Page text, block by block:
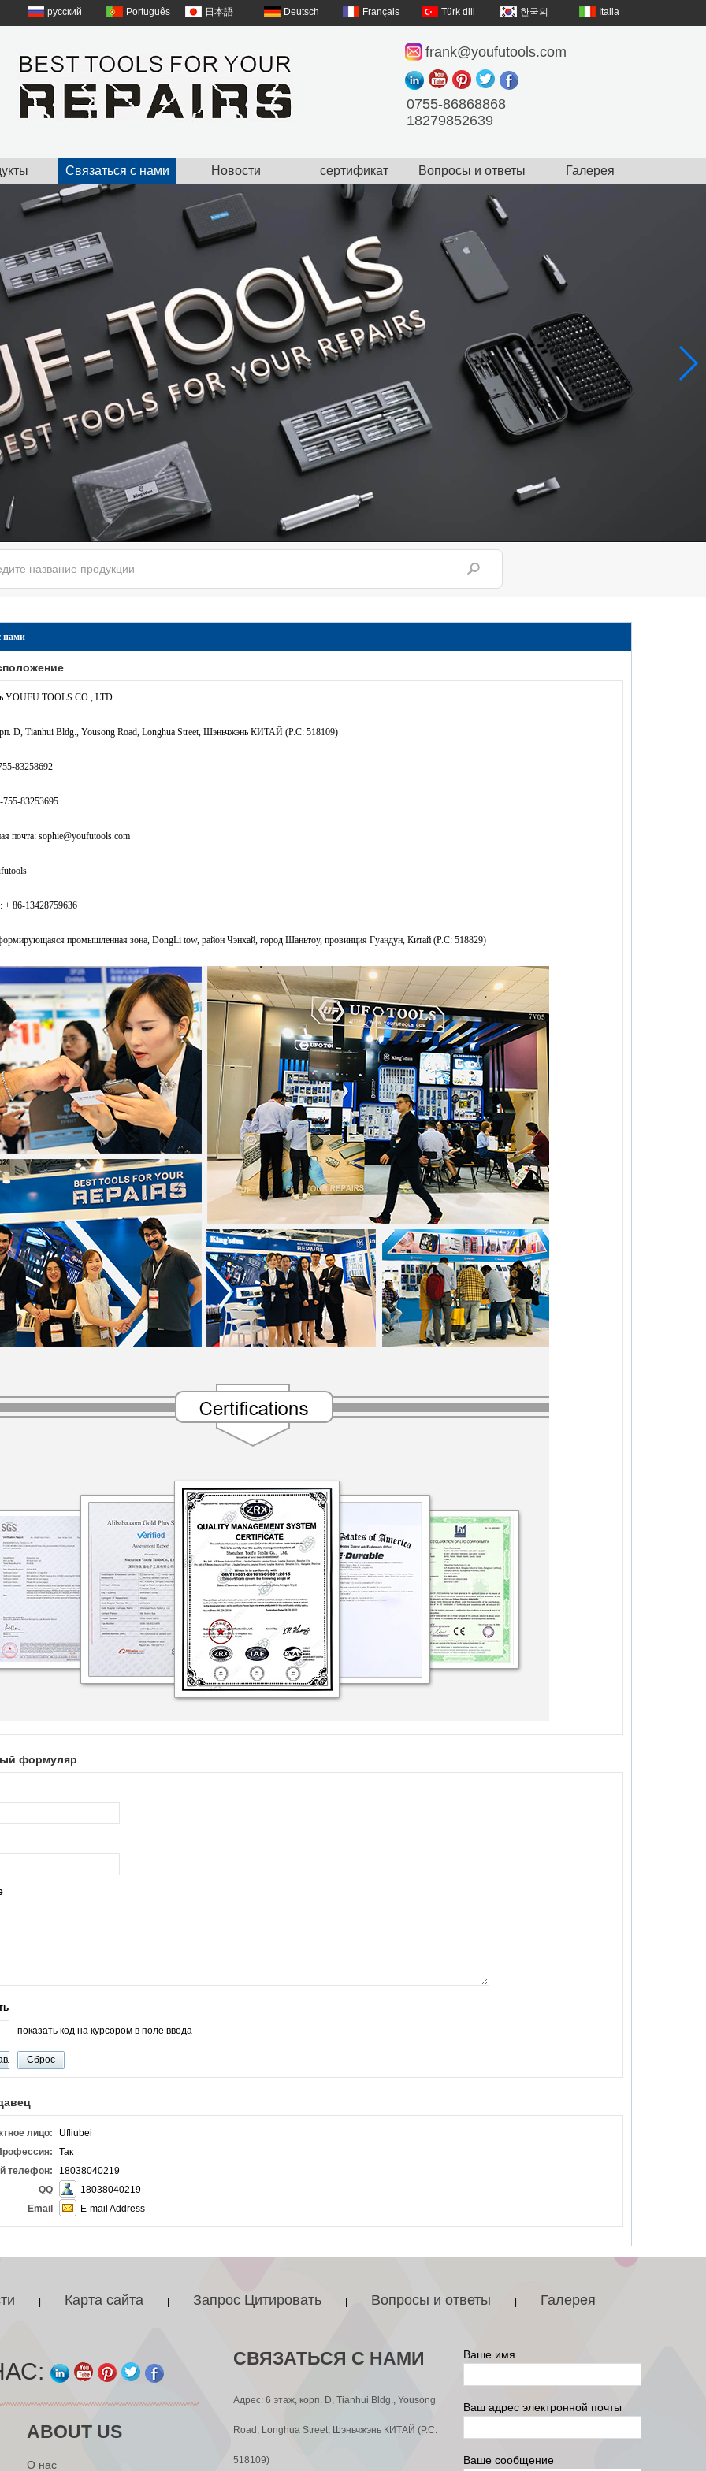
русский Português 日本語 Deutsch Français Türk dili 한국의 Italia
frank@youfutools.com
0755-86868868
18279852639
Связаться с нами Новости сертификат Вопросы и ответы Галерея
нами
YOUFU TOOLS CO., LTD.
D, Tianhui Bldg., Yousong Road, Longhua Street, Шэньчжэнь КИТАЙ (P.C: 518109)
83258692
83253695
почта: sophie@youfutools.com
+ 86-13428759636
промышленная зона, DongLi tow, район Чэнхай, город Шаньтоу, провинция Гуандун, Китай (P.C: 518829)
формуляр
показать код на курсором в поле ввода
лицо:
Ufliubei
Так
телефон:
18038040219
QQ
18038040219
Email
E-mail Address
| Карта сайта | Запрос Цитировать | Вопросы и ответы | Галерея
ABOUT US
О нас
СВЯЗАТЬСЯ С НАМИ
Адрес: 6 этаж, корп. D, Tianhui Bldg., Yousong
Road, Longhua Street, Шэньчжэнь КИТАЙ (P.C:
518109)
Ваше имя
Ваш адрес электронной почты
Ваше сообщение